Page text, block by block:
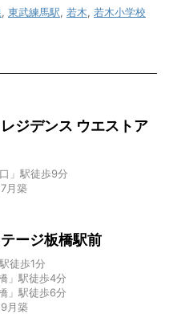
, 東武練馬駅, 若木, 若木小学校
ジデンス ウエストア
」駅徒歩9分
月築
ージ板橋駅前
徒歩1分
」駅徒歩4分
」駅徒歩6分
月築